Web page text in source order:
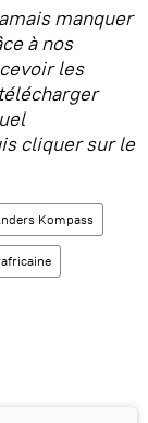
manquer
à nos
les
cliquer sur le
Kompass